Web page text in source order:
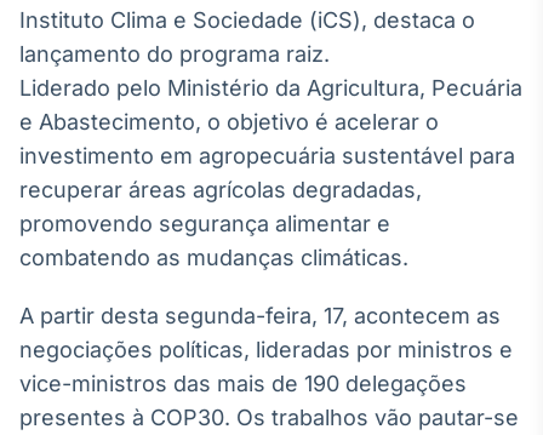
Broadcast
Widgets
Componentes
para conteúdos e
funcionalidades
Broadcast
Conteúdos e
dados para
displays e telas
Instituto Clima e Sociedade (iCS), destaca o
lançamento do programa raiz.
Liderado pelo Ministério da Agricultura, Pecuária
e Abastecimento, o objetivo é acelerar o
investimento em agropecuária sustentável para
recuperar áreas agrícolas degradadas,
promovendo segurança alimentar e
combatendo as mudanças climáticas.
A partir desta segunda-feira, 17, acontecem as
negociações políticas, lideradas por ministros e
vice-ministros das mais de 190 delegações
presentes à COP30. Os trabalhos vão pautar-se